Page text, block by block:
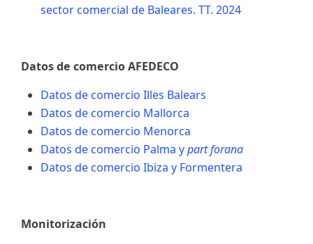
sector comercial de Baleares. TT. 2024
Datos de comercio AFEDECO
Datos de comercio Illes Balears
Datos de comercio Mallorca
Datos de comercio Menorca
Datos de comercio Palma ypart forana
Datos de comercio Ibiza y Formentera
Monitorización